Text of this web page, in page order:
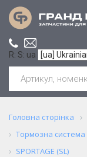
R: S: ua
Головна сторінка
Тормозна система
SPORTAGE (SL)